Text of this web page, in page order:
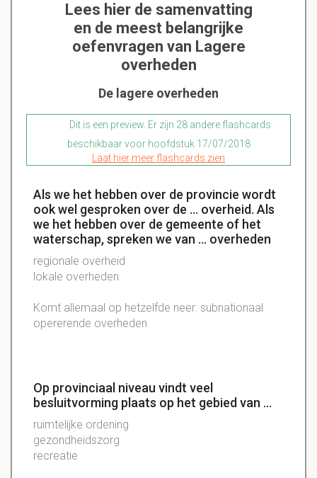
Lees hier de samenvatting
en de meest belangrijke
oefenvragen van Lagere
overheden
De lagere overheden
Dit is een preview. Er zijn 28 andere flashcards
beschikbaar voor hoofdstuk 17/07/2018
Laat hier meer flashcards zien
Als we het hebben over de provincie wordt
ook wel gesproken over de ... overheid. Als
we het hebben over de gemeente of het
waterschap, spreken we van ... overheden
regionale overheid
lokale overheden.
Komt allemaal op hetzelfde neer: subnationaal
opererende overheden
Op provinciaal niveau vindt veel
besluitvorming plaats op het gebied van ...
ruimtelijke ordening
gezondheidszorg
recreatie